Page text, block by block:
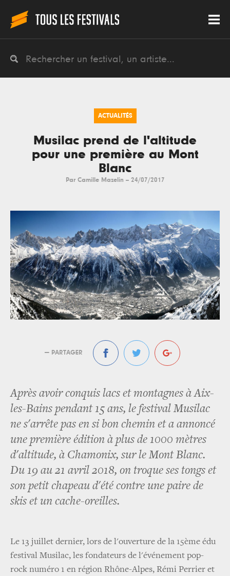
ACTUALITÉS
Musilac prend de l'altitude
pour une première au Mont
Blanc
Par Camille Mazelin -- 24/07/2017
— PARTAGER
Après avoir conquis lacs et montagnes à Aix-
les-Bains pendant 15 ans, le festival Musilac
ne s'arrête pas en si bon chemin et a annoncé
une première édition à plus de 1000 mètres
d'altitude, à Chamonix, sur le Mont Blanc.
Du 19 au 21 avril 2018, on troque ses tongs et
son petit chapeau d'été contre une paire de
skis et un cache-oreilles.
Le 13 juillet dernier, lors de l'ouverture de la 15ème édu
festival Musilac, les fondateurs de l'événement pop-
rock numéro 1 en région Rhône-Alpes, Rémi Perrier et